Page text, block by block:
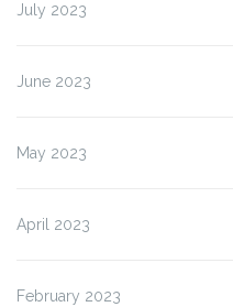
July 2023
June 2023
May 2023
April 2023
February 2023